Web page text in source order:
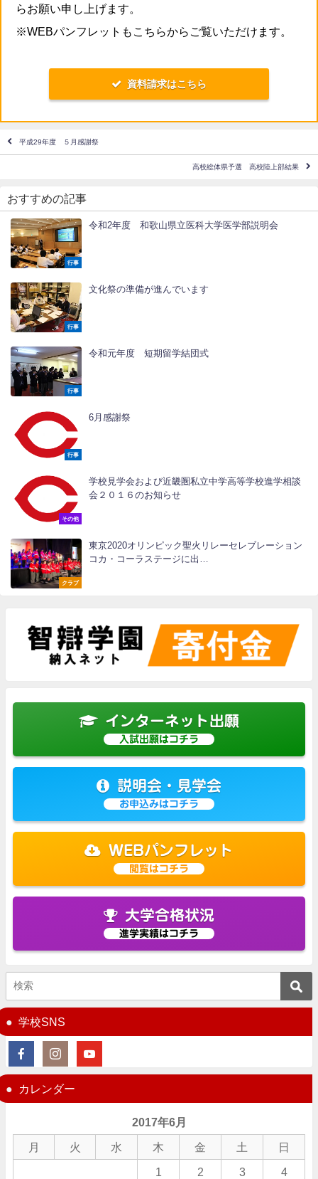
らお願い申し上げます。
※WEBパンフレットもこちらからご覧いただけます。
資料請求はこちら
平成29年度 ５月感謝祭
高校総体県予選 高校陸上部結果
おすすめの記事
行事
令和2年度 和歌山県立医科大学医学部説明会
行事
文化祭の準備が進んでいます
行事
令和元年度 短期留学結団式
行事
6月感謝祭
その他
学校見学会および近畿圏私立中学高等学校進学相談
会２０１６のお知らせ
クラブ
東京2020オリンピック聖火リレーセレブレーション
コカ・コーラステージに出…
インターネット出願
入試出願はコチラ
説明会・見学会
お申込みはコチラ
WEBパンフレット
閲覧はコチラ
大学合格状況
進学実績はコチラ
学校SNS
カレンダー
2017年6月
月 火 水 木 金 土 日
1 2 3 4